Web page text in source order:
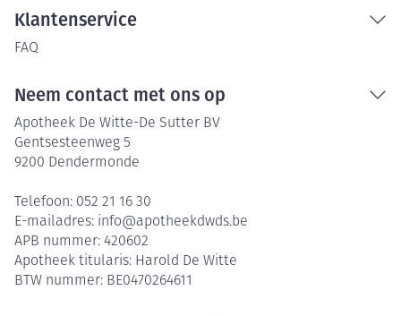
Klantenservice
FAQ
Neem contact met ons op
Apotheek De Witte-De Sutter BV
Gentsesteenweg 5
9200 Dendermonde
Telefoon: 052 21 16 30
E-mailadres: info@apotheekdwds.be
APB nummer: 420602
Apotheek titularis: Harold De Witte
BTW nummer: BE0470264611